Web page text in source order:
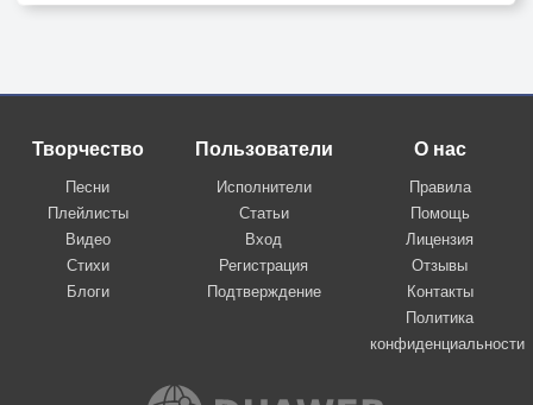
Творчество
Песни
Плейлисты
Видео
Стихи
Блоги
Пользователи
Исполнители
Статьи
Вход
Регистрация
Подтверждение
О нас
Правила
Помощь
Лицензия
Отзывы
Контакты
Политика
конфиденциальности